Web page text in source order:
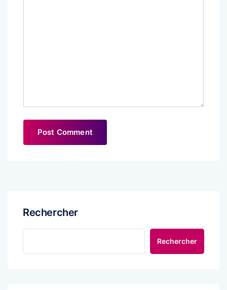
Rechercher
Rechercher